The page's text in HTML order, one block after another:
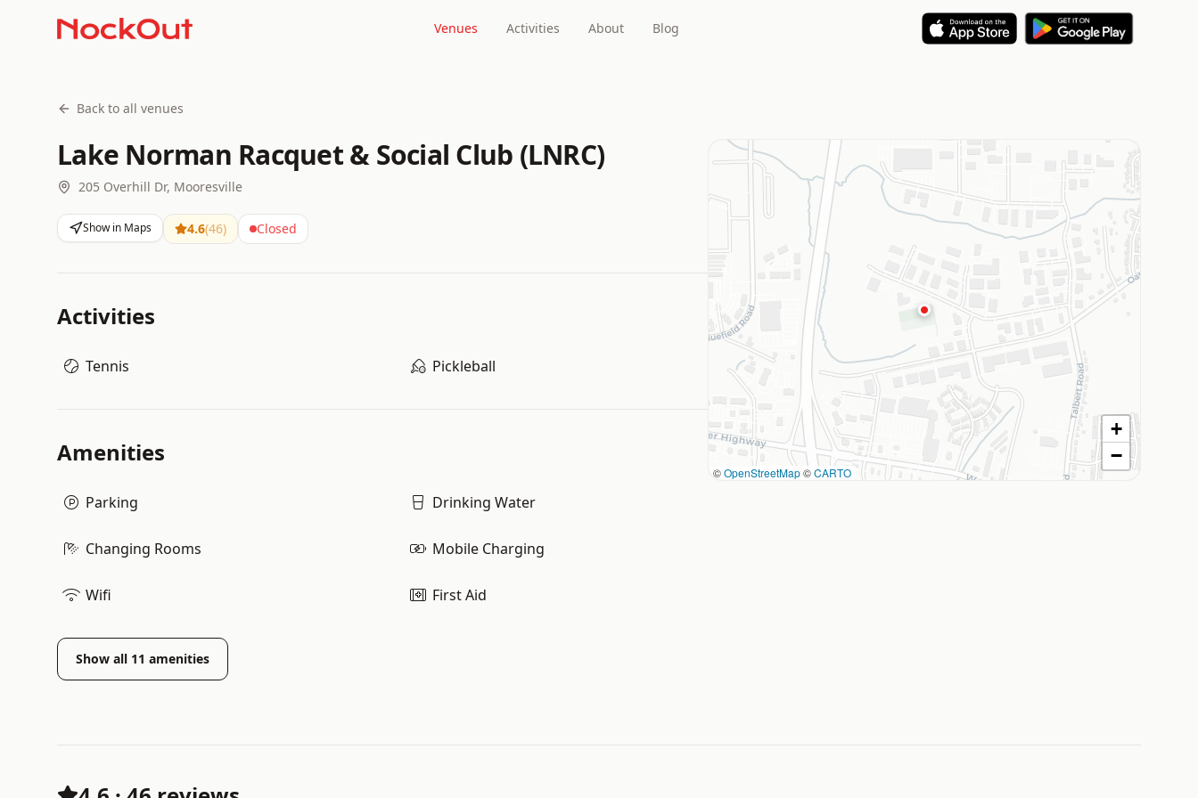
Venues Activities About Blog
Back to all venues
Lake Norman Racquet & Social Club (LNRC)
205 Overhill Dr, Mooresville
Show in Maps 4.6(46) Closed
Activities
Tennis Pickleball
Amenities
Parking Drinking Water
Changing Rooms Mobile Charging
Wifi First Aid
Show all 11 amenities
©OpenStreetMap©CARTO
+
−